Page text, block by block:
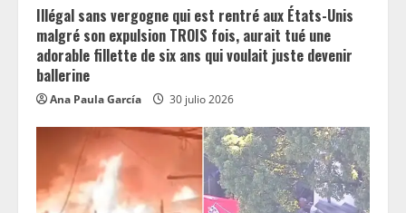
Illégal sans vergogne qui est rentré aux États-Unis
malgré son expulsion TROIS fois, aurait tué une
adorable fillette de six ans qui voulait juste devenir
ballerine
Ana Paula García 30 julio 2026